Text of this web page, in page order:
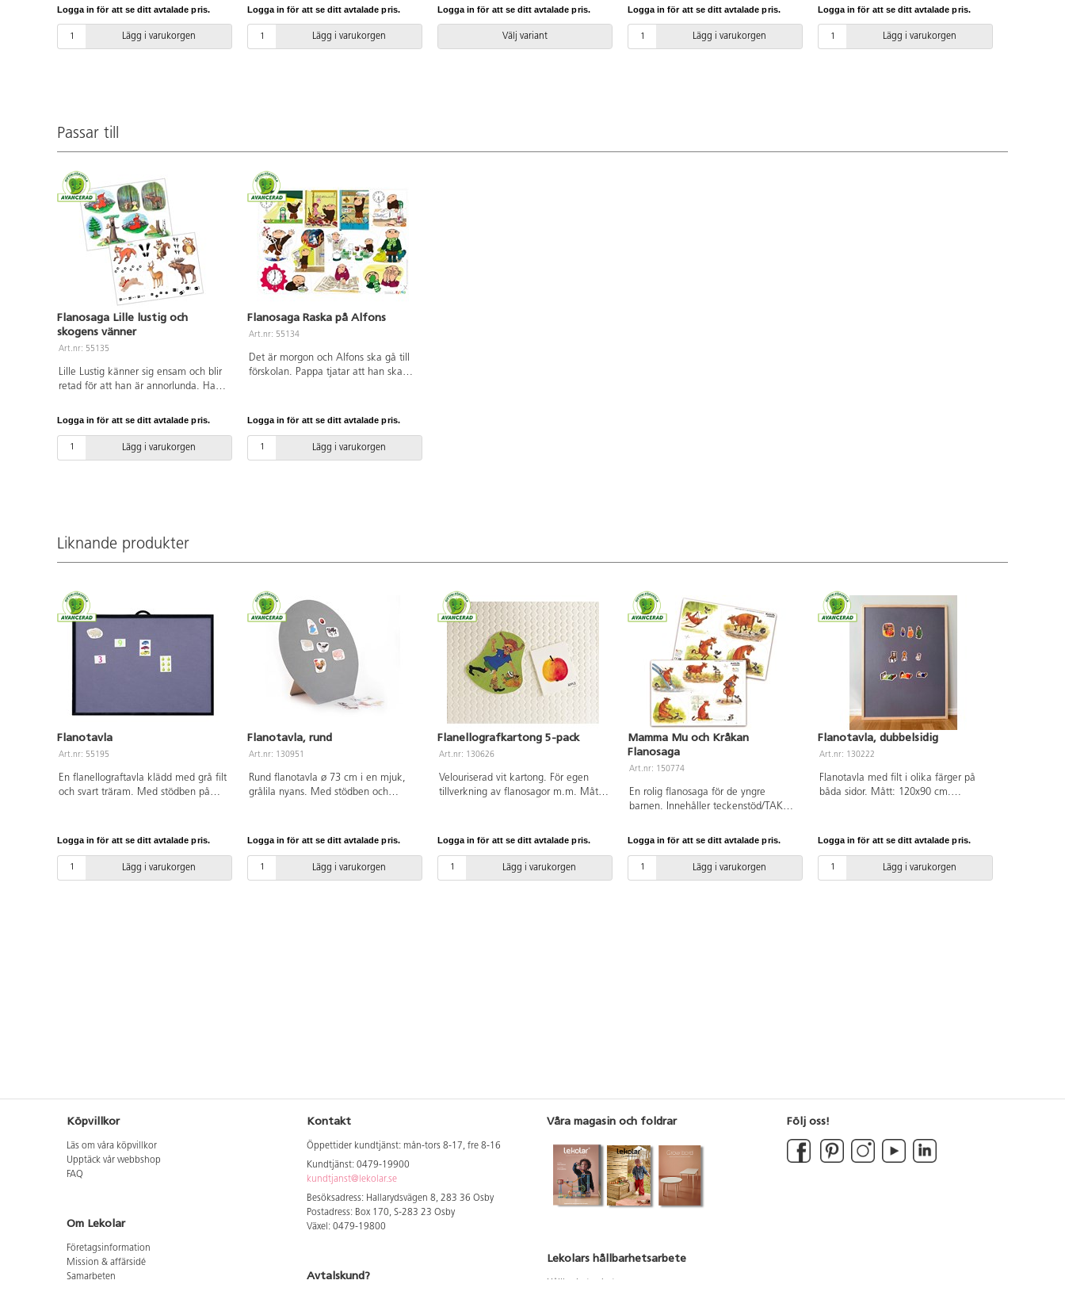
Logga in för att se ditt avtalade pris.
Lägg i varukorgen
Logga in för att se ditt avtalade pris.
Lägg i varukorgen
Leverantörens artikelnummer ST0517
R12 Inkluderar markförankring K1.
Logga in för att se ditt avtalade pris.
Välj variant
Logga in för att se ditt avtalade pris.
Lägg i varukorgen
Logga in för att se ditt avtalade pris.
Lägg i varukorgen
Passar till
Flanosaga Lille lustig och
skogens vänner
Art.nr: 55135
Lille Lustig känner sig ensam och blir
retad för att han är annorlunda. Han
läroplanen både gällande värdegrund
men även naturkunskap då man
Logga in för att se ditt avtalade pris.
Lägg i varukorgen
Flanosaga Raska på Alfons
Art.nr: 55134
Det är morgon och Alfons ska gå till
förskolan. Pappa tjatar att han ska
sagotext ingår. Av FSC-märkt papper.
PVC-fri.
Logga in för att se ditt avtalade pris.
Lägg i varukorgen
Liknande produkter
Flanotavla
Art.nr: 55195
En flanellograftavla klädd med grå filt
och svart träram. Med stödben på
hänga den på väggen. Mått: 90x80
Logga in för att se ditt avtalade pris.
Lägg i varukorgen
Flanotavla, rund
Art.nr: 130951
Rund flanotavla ø 73 cm i en mjuk,
grålila nyans. Med stödben och
Logga in för att se ditt avtalade pris.
Lägg i varukorgen
Flanellografkartong 5-pack
Art.nr: 130626
Velouriserad vit kartong. För egen
tillverkning av flanosagor m.m. Mått:
Logga in för att se ditt avtalade pris.
Lägg i varukorgen
Mamma Mu och Kråkan
Flanosaga
Art.nr: 150774
En rolig flanosaga för de yngre
barnen. Innehåller teckenstöd/TAKK
färdigtryckta flanoark i A4-format
Av FSC-märkt papper. PVC-fri.
Logga in för att se ditt avtalade pris.
Lägg i varukorgen
Flanotavla, dubbelsidig
Art.nr: 130222
Flanotavla med filt i olika färger på
båda sidor. Mått: 120x90 cm.
Logga in för att se ditt avtalade pris.
Lägg i varukorgen
Köpvillkor
Läs om våra köpvillkor
Upptäck vår webbshop
FAQ
Om Lekolar
Företagsinformation
Mission & affärsidé
Samarbeten
Kontakt
Öppettider kundtjänst: mån-tors 8-17, fre 8-16
Kundtjänst: 0479-19900
kundtjanst@lekolar.se
Besöksadress: Hallarydsvägen 8, 283 36 Osby
Postadress: Box 170, S-283 23 Osby
Växel: 0479-19800
Avtalskund?
Våra magasin och foldrar
Lekolars hållbarhetsarbete
Följ oss!